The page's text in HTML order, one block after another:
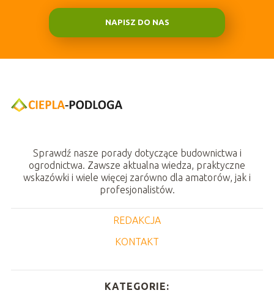
NAPISZ DO NAS
Sprawdź nasze porady dotyczące budownictwa i
ogrodnictwa. Zawsze aktualna wiedza, praktyczne
wskazówki i wiele więcej zarówno dla amatorów, jak i
profesjonalistów.
REDAKCJA
KONTAKT
KATEGORIE: